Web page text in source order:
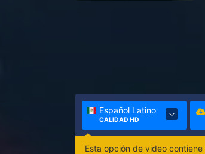
Español Latino
CALIDAD HD
Esta opción de video